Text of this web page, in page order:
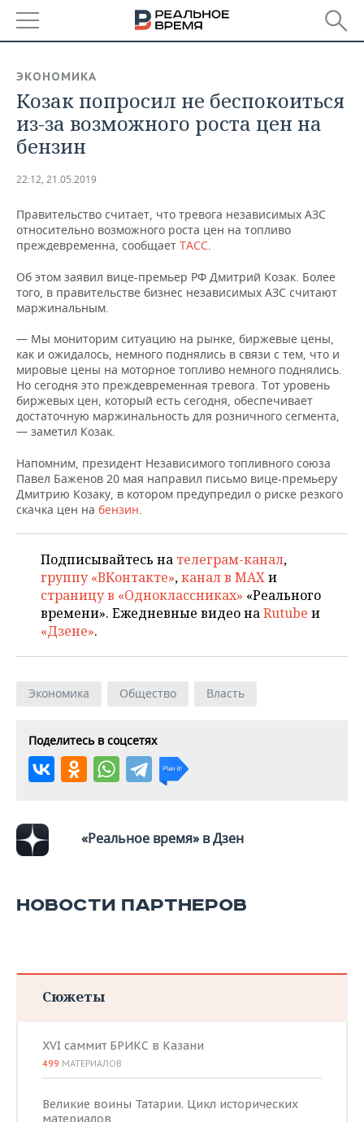
БАШКОРТОСТАН
ТАТАРСТАН
НОВОСТИ
АНАЛИТИКА
ДЕКЛАРАЦИИ О ДОХОДАХ
КОРОЛИ ГОСЗАКАЗА ПФО
ВУЗЫ ТАТАРСТАНА
КОМУ ПРИНАДЛЕЖАТ
ТОРГОВЫЕ ЦЕНТРЫ
ТАТАРСТАНА
НОВОСТИ ЭКОНОМИКИ
ФИНАНСЫ
БАНКИ
БЮДЖЕТ
ИНВЕСТИЦИИ
ПРОМЫШЛЕННОСТЬ
НОВОСТИ
ПРОМЫШЛЕННОСТИ
АГРОПРОМ
МАШИНОСТРОЕНИЕ
НЕФТЕХИМИЯ
НЕФТЬ
ЭНЕРГЕТИКА
НЕДВИЖИМОСТЬ
НОВОСТИ НЕДВИЖИМОСТИ
АВТО
НОВОСТИ АВТО
НОВОСТИ БИЗНЕСА
РОЗНИЧНАЯ ТОРГОВЛЯ
ТРАНСПОРТ
УСЛУГИ
ТЕХНОЛОГИИ
НОВОСТИ ТЕХНОЛОГИЙ
IT
МЕДИА
ТЕЛЕКОММУНИКАЦИИ
МЕРОПРИЯТИЯ
НОВОСТИ МЕРОПРИЯТИЙ
ВЫЕЗДНАЯ РЕДАКЦИЯ
БИЗНЕС-БРАНЧИ
ОТКРЫТАЯ ЛЕКЦИЯ
СПОРТ
НОВОСТИ СПОРТА
ФУТБОЛ
БАСКЕТБОЛ
ВОЛЕЙБОЛ
КИБЕРСПОРТ
ФИГУРНОЕ КАТАНИЕ
ХОККЕЙ С МЯЧОМ
ОБЩЕСТВО
НОВОСТИ ОБЩЕСТВА
ИНФРАСТРУКТУРА
ИСТОРИЯ
КУЛЬТУРА
МЕДИЦИНА
ПРОИСШЕСТВИЯ
ФОТОГАЛЕРЕЯ
СПРАВОЧНИК
СПИСОК ПЕРСОН
СПИСОК КОМПАНИЙ
ПОЛНАЯ ВЕРСИЯ
ЭКОНОМИКА
Козак попросил не беспокоиться
из-за возможного роста цен на
бензин
22:12, 21.05.2019
Правительство считает, что тревога независимых АЗС
относительно возможного роста цен на топливо
преждевременна, сообщает ТАСС.
Об этом заявил вице-премьер РФ Дмитрий Козак. Более
того, в правительстве бизнес независимых АЗС считают
маржинальным.
— Мы мониторим ситуацию на рынке, биржевые цены,
как и ожидалось, немного поднялись в связи с тем, что и
мировые цены на моторное топливо немного поднялись.
Но сегодня это преждевременная тревога. Тот уровень
биржевых цен, который есть сегодня, обеспечивает
достаточную маржинальность для розничного сегмента,
— заметил Козак.
Напомним, президент Независимого топливного союза
Павел Баженов 20 мая направил письмо вице-премьеру
Дмитрию Козаку, в котором предупредил о риске резкого
скачка цен на бензин.
Подписывайтесь на телеграм-канал,
группу «ВКонтакте»,канал в MAXи
страницу в «Одноклассниках» «Реального
времени». Ежедневные видео наRutube и
«Дзене».
Экономика Общество Власть
Поделитесь в соцсетях
«Реальное время» в Дзен
НОВОСТИ ПАРТНЕРОВ
Сюжеты
XVI саммит БРИКС в Казани
499 МАТЕРИАЛОВ
Великие воины Татарии. Цикл исторических
материалов